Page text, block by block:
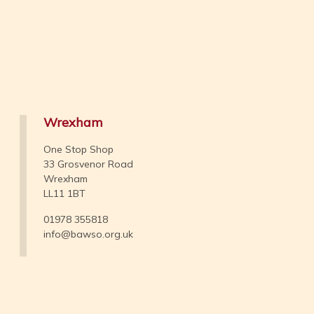
Wrexham
One Stop Shop
33 Grosvenor Road
Wrexham
LL11 1BT
01978 355818
info@bawso.org.uk